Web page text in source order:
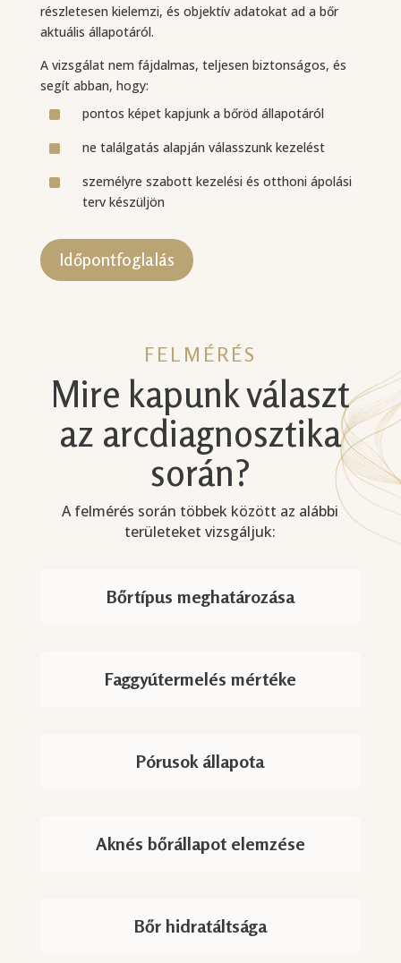
részletesen kielemzi, és objektív adatokat ad a bőr
aktuális állapotáról.
A vizsgálat nem fájdalmas, teljesen biztonságos, és
segít abban, hogy:
^ pontos képet kapjunk a bőröd állapotáról
^ ne találgatás alapján válasszunk kezelést
^
személyre szabott kezelési és otthoni ápolási
terv készüljön
Időpontfoglalás
FELMÉRÉS
Mire kapunk választ
az arcdiagnosztika
során?
A felmérés során többek között az alábbi
területeket vizsgáljuk:
Bőrtípus meghatározása
Faggyútermelés mértéke
Pórusok állapota
Aknés bőrállapot elemzése
Bőr hidratáltsága